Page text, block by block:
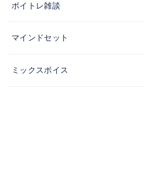
ボイトレ雑談
マインドセット
ミックスボイス